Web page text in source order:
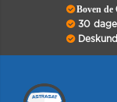
Boven de
30